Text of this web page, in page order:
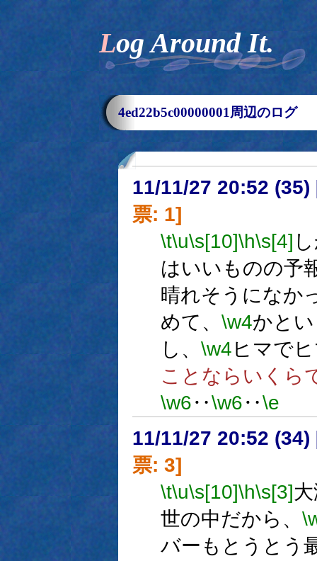
Log Around It.
4ed22b5c00000001周辺のログ
11/11/27 20:52 (35)
票: 1]
\t\u\s[10]\h\s[4]
はいいものの予
晴れそうになか
めて、 \w4かと
し、 \w4ヒマで
ことならいくら
\w6‥\w6‥\e
11/11/27 20:52 (34)
票: 3]
\t\u\s[10]\h\s[3]
世の中だから、
バーもとうとう